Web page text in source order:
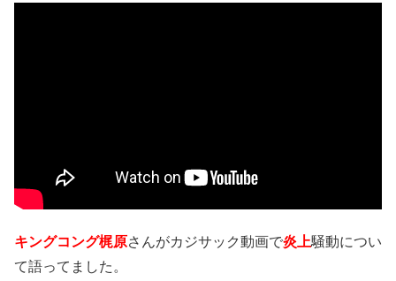
キングコング梶原さんがカジサック動画で炎上騒動につい
て語ってました。